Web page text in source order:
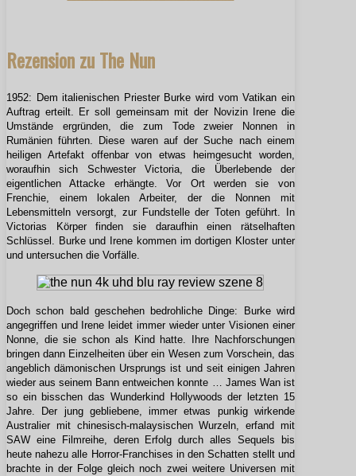
Rezension zu The Nun
1952: Dem italienischen Priester Burke wird vom Vatikan ein
Auftrag erteilt. Er soll gemeinsam mit der Novizin Irene die
Umstände ergründen, die zum Tode zweier Nonnen in
Rumänien führten. Diese waren auf der Suche nach einem
heiligen Artefakt offenbar von etwas heimgesucht worden,
woraufhin sich Schwester Victoria, die Überlebende der
eigentlichen Attacke erhängte. Vor Ort werden sie von
Frenchie, einem lokalen Arbeiter, der die Nonnen mit
Lebensmitteln versorgt, zur Fundstelle der Toten geführt. In
Victorias Körper finden sie daraufhin einen rätselhaften
Schlüssel. Burke und Irene kommen im dortigen Kloster unter
und untersuchen die Vorfälle.
Doch schon bald geschehen bedrohliche Dinge: Burke wird
angegriffen und Irene leidet immer wieder unter Visionen einer
Nonne, die sie schon als Kind hatte. Ihre Nachforschungen
bringen dann Einzelheiten über ein Wesen zum Vorschein, das
angeblich dämonischen Ursprungs ist und seit einigen Jahren
wieder aus seinem Bann entweichen konnte … James Wan ist
so ein bisschen das Wunderkind Hollywoods der letzten 15
Jahre. Der jung gebliebene, immer etwas punkig wirkende
Australier mit chinesisch-malaysischen Wurzeln, erfand mit
SAW eine Filmreihe, deren Erfolg durch alles Sequels bis
heute nahezu alle Horror-Franchises in den Schatten stellt und
brachte in der Folge gleich noch zwei weitere Universen mit